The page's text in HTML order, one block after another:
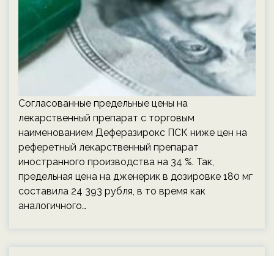
Согласованные предельные цены на
лекарственный препарат с торговым
наименованием Деферазирокс ПСК ниже цен на
реферетный лекарственный препарат
иностранного производства на 34 %. Так,
предельная цена на дженерик в дозировке 180 мг
составила 24 393 рубля, в то время как
аналогичного…